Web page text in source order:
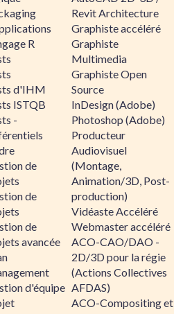
R
d'IHM
ISTQB
-
de
de
de
avancée
d'équipe
Revit Architecture
Graphiste accéléré
Graphiste
Multimedia
Graphiste Open
Source
InDesign (Adobe)
Photoshop (Adobe)
Producteur
Audiovisuel
(Montage,
Animation/3D, Post-
production)
Vidéaste Accéléré
Webmaster accéléré
ACO-CAO/DAO -
2D/3D pour la régie
(Actions Collectives
AFDAS)
ACO-Compositing et